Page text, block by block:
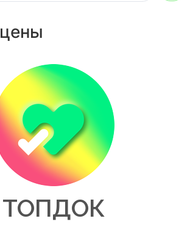
цены
ТОПДОК